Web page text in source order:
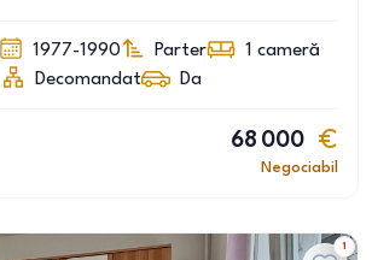
1977-1990 Parter 1 cameră
Decomandat
Da
68 000
Negociabil
1